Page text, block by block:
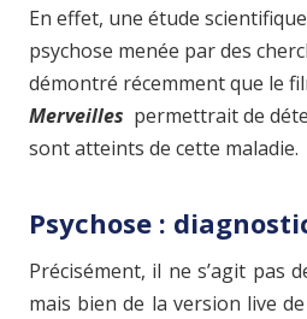
En effet, une étude
psychose menée par des
démontré récemment que le
Merveilles permettrait de
sont atteints de cette maladie.
Psychose :
Précisément, il ne s’agit pas
mais bien de la version live de